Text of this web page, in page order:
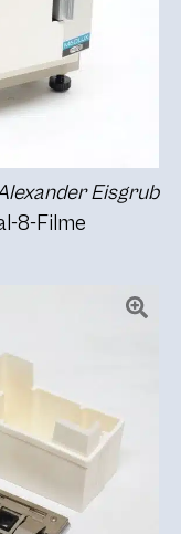
Eisgrub
8-Filme